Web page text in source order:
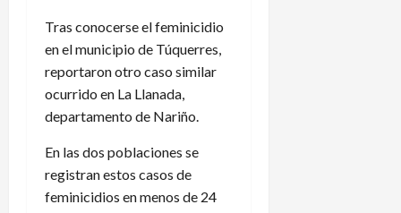
Tras conocerse el feminicidio
en el municipio de Túquerres,
reportaron otro caso similar
ocurrido en La Llanada,
departamento de Nariño.
En las dos poblaciones se
registran estos casos de
feminicidios en menos de 24